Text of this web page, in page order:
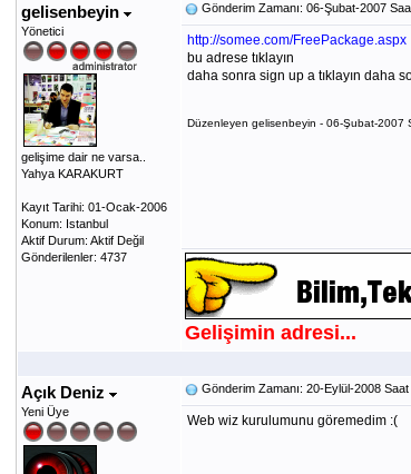
gelisenbeyin
Yönetici
gelişime dair ne varsa..
Yahya KARAKURT
Kayıt Tarihi: 01-Ocak-2006
Konum: Istanbul
Aktif Durum: Aktif Değil
Gönderilenler: 4737
Gönderim Zamanı: 06-Şubat-2007
http://somee.com/FreePackage.aspx
bu adrese tıklayın
daha sonra sign up a tıklayın daha
Düzenleyen gelisenbeyin - 06-Şubat-2007
Gelişimin adresi...
Açık Deniz
Yeni Üye
Gönderim Zamanı: 20-Eylül-2008 Saat
Web wiz kurulumunu göremedim :(